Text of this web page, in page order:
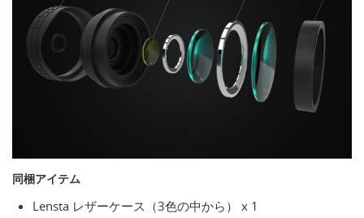
同梱アイテム
Lensta レザーケース（3色の中から） x 1